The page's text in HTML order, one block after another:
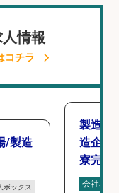
人情報
コチラ
/製造
ボックス
製造「
造企業
寮完備
会社名